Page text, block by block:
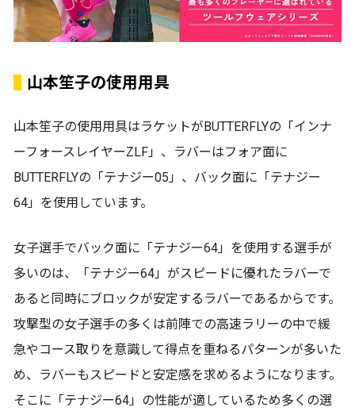
山本笙子の使用用具
山本笙子の使用用具はラケットがBUTTERFLYの「インナ
ーフォースレイヤーZLF」、ラバーはフォア面に
BUTTERFLYの「テナジー05」、バック面に「テナジー
64」を使用しています。
女子選手でバック面に「テナジー64」を使用する選手が
多いのは、「テナジー64」がスピードに優れたラバーで
あると同時にブロックが安定するラバーであるからです。
攻撃型の女子選手の多くは前陣での高速ラリーの中で緩
急やコース取りを意識して得点を重ねるパターンが多いた
め、ラバーもスピードと安定感を求めるようになります。
そこに「テナジー64」の性能が適しているため多くの選